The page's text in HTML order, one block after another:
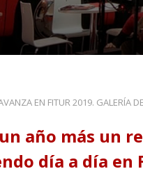
EN FITUR 2019. GALERÍA
año más un
día a día en